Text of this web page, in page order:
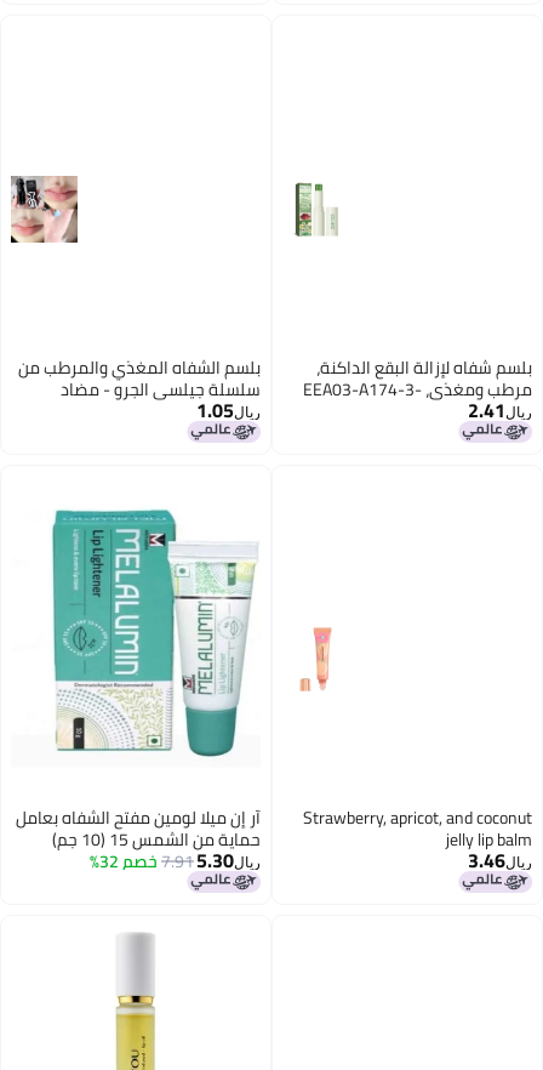
بلسم شفاه لإزالة البقع الداكنة،
مرطب ومغذي، EEA03-A174-3-
GN1
ريال 2.41
بلسم الشفاه المغذي والمرطب من
سلسلة جيلسي الجرو - مضاد
للتشقق، مرطب، يقلل من خطوط
الشفاه، قاعدة
ريال1.05
Strawberry, apricot, and coconut
jelly lip balm
ريال3.46
آر إن ميلا لومين مفتح الشفاه بعامل
حماية من الشمس 15 (10 جم)
ريال5.30
7.91خصم 32%